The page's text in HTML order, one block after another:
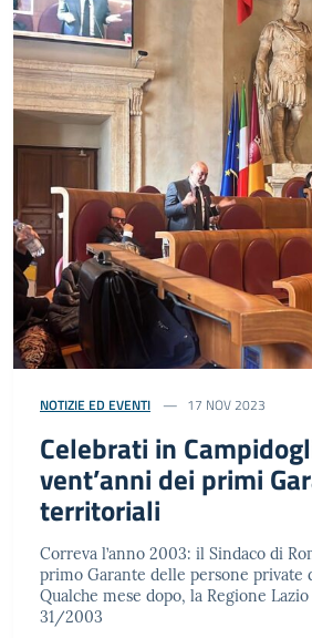
NOTIZIE ED EVENTI 17 NOV 2023
Celebrati in
vent’anni dei primi
territoriali
Correva l’anno 2003: il Sindaco di
primo Garante delle persone private
Qualche mese dopo, la Regione
31/2003